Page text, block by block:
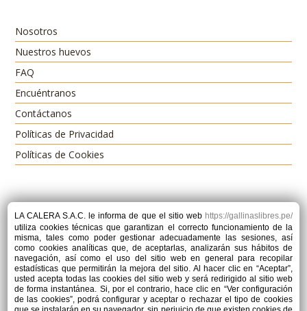
LA CALERA S.A.C. le informa de que el sitio web https://gallinaslibres.pe/
utiliza cookies técnicas que garantizan el correcto funcionamiento de la
misma, tales como poder gestionar adecuadamente las sesiones, así
como cookies analíticas que, de aceptarlas, analizarán sus hábitos de
navegación, así como el uso del sitio web en general para recopilar
estadísticas que permitirán la mejora del sitio. Al hacer clic en “Aceptar”,
usted acepta todas las cookies del sitio web y será redirigido al sitio web
de forma instantánea. Si, por el contrario, hace clic en “Ver configuración
de las cookies”, podrá configurar y aceptar o rechazar el tipo de cookies
Nosotros
Nuestros huevos
FAQ
Encuéntranos
Contáctanos
Políticas de Privacidad
Políticas de Cookies
Dirección
Av. Alameda Los Horizontes Mz. N Lt. 7 - Urb. Huertos de
Villa, Chorrillos.
Teléfono
932560261